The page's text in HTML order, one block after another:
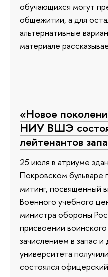
обучающихся могут
общежитии, а для
альтернативные
материале
«Новое
НИУ ВШЭ
лейтенантов
25 июля в атриуме
Покровском
митинг, посвященный
Военного учебного
министра обороны
присвоении
зачислением в запас
университета
состоялся